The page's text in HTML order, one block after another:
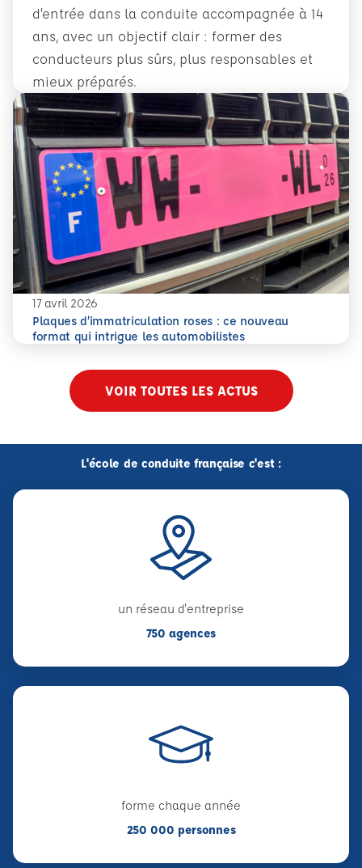
d’entrée dans la conduite accompagnée à 14
ans, avec un objectif clair : former des
conducteurs plus sûrs, plus responsables et
mieux préparés.
En savoir plus
Conduite accompagnée dès 14 ans : former plus tôt pour
17 avril 2026
Plaques d’immatriculation roses : ce nouveau
format qui intrigue les automobilistes
En savoir plus
Plaques d’immatriculation roses : ce nouveau format
VOIR TOUTES LES ACTUS
L'école de conduite française c'est :
un réseau d'entreprise
750 agences
forme chaque année
250 000 personnes